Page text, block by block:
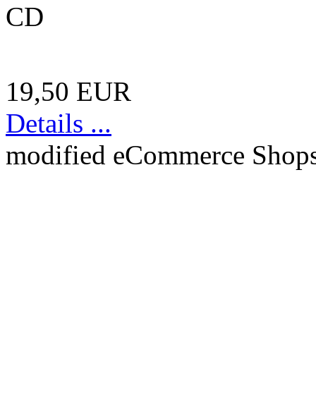
CD
19,50 EUR
Details ...
modified eCommerce